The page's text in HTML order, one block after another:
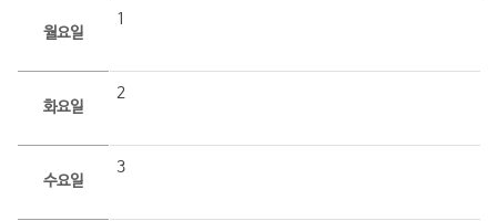
월요일
1
화요일
2
수요일
3